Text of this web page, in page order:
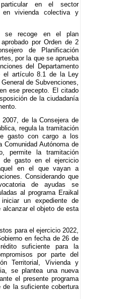
en el sector
vivienda colectiva y
se recoge en el plan
por Orden de 2
de Planificación
por la que se aprueba
del Departamento
el artículo 8.1 de la Ley
de Subvenciones,
ese precepto. El citado
de la ciudadanía
2007, de la Consejera de
regula la tramitación
gasto con cargo a los
Comunidad Autónoma de
permite la tramitación
de gasto en el ejercicio
en el que vayan a
Considerando que
de ayudas se
al programa Eraikal
un expediente de
el objeto de esta
para el ejercicio 2022,
en fecha de 26 de
suficiente para la
por parte del
Territorial, Vivienda y
se plantea una nueva
el presente programa
la suficiente cobertura